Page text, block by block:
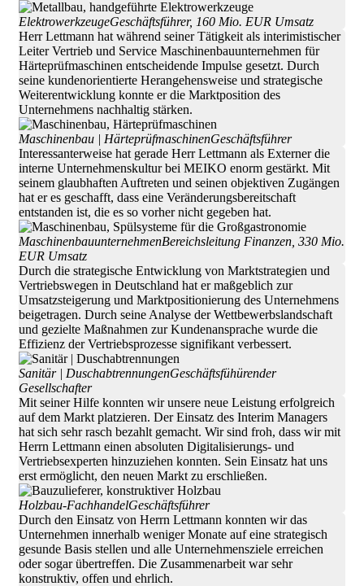
ElektrowerkzeugeGeschäftsführer, 160 Mio. EUR Umsatz
Herr Lettmann hat während seiner Tätigkeit als interimistischer
Leiter Vertrieb und Service Maschinenbauunternehmen für
Härteprüfmaschinen entscheidende Impulse gesetzt. Durch
seine kundenorientierte Herangehensweise und strategische
Weiterentwicklung konnte er die Marktposition des
Unternehmens nachhaltig stärken.
Maschinenbau | HärteprüfmaschinenGeschäftsführer
Interessanterweise hat gerade Herr Lettmann als Externer die
interne Unternehmenskultur bei MEIKO enorm gestärkt. Mit
seinem glaubhaften Auftreten und seinen objektiven Zugängen
hat er es geschafft, dass eine Veränderungsbereitschaft
entstanden ist, die es so vorher nicht gegeben hat.
MaschinenbauunternehmenBereichsleitung Finanzen, 330 Mio.
EUR Umsatz
Durch die strategische Entwicklung von Marktstrategien und
Vertriebswegen in Deutschland hat er maßgeblich zur
Umsatzsteigerung und Marktpositionierung des Unternehmens
beigetragen. Durch seine Analyse der Wettbewerbslandschaft
und gezielte Maßnahmen zur Kundenansprache wurde die
Effizienz der Vertriebsprozesse signifikant verbessert.
Sanitär | DuschabtrennungenGeschäftsfühürender
Gesellschafter
Mit seiner Hilfe konnten wir unsere neue Leistung erfolgreich
auf dem Markt platzieren. Der Einsatz des Interim Managers
hat sich sehr rasch bezahlt gemacht. Wir sind froh, dass wir mit
Herrn Lettmann einen absoluten Digitalisierungs- und
Vertriebsexperten hinzuziehen konnten. Sein Einsatz hat uns
erst ermöglicht, den neuen Markt zu erschließen.
Holzbau-FachhandelGeschäftsführer
Durch den Einsatz von Herrn Lettmann konnten wir das
Unternehmen innerhalb weniger Monate auf eine strategisch
gesunde Basis stellen und alle Unternehmensziele erreichen
oder sogar übertreffen. Die Zusammenarbeit war sehr
konstruktiv, offen und ehrlich.